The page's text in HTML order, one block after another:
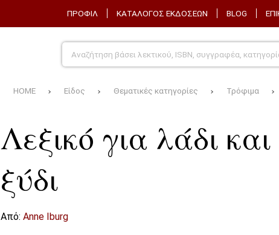
ΠΡΟΦΊΛ ΚΑΤΆΛΟΓΟΣ ΕΚΔΌΣΕΩΝ BLOG
HOME Είδος Θεματικές κατηγορίες Τρόφιμα
Λεξικό για λάδι και
ξύδι
Από: Anne Iburg